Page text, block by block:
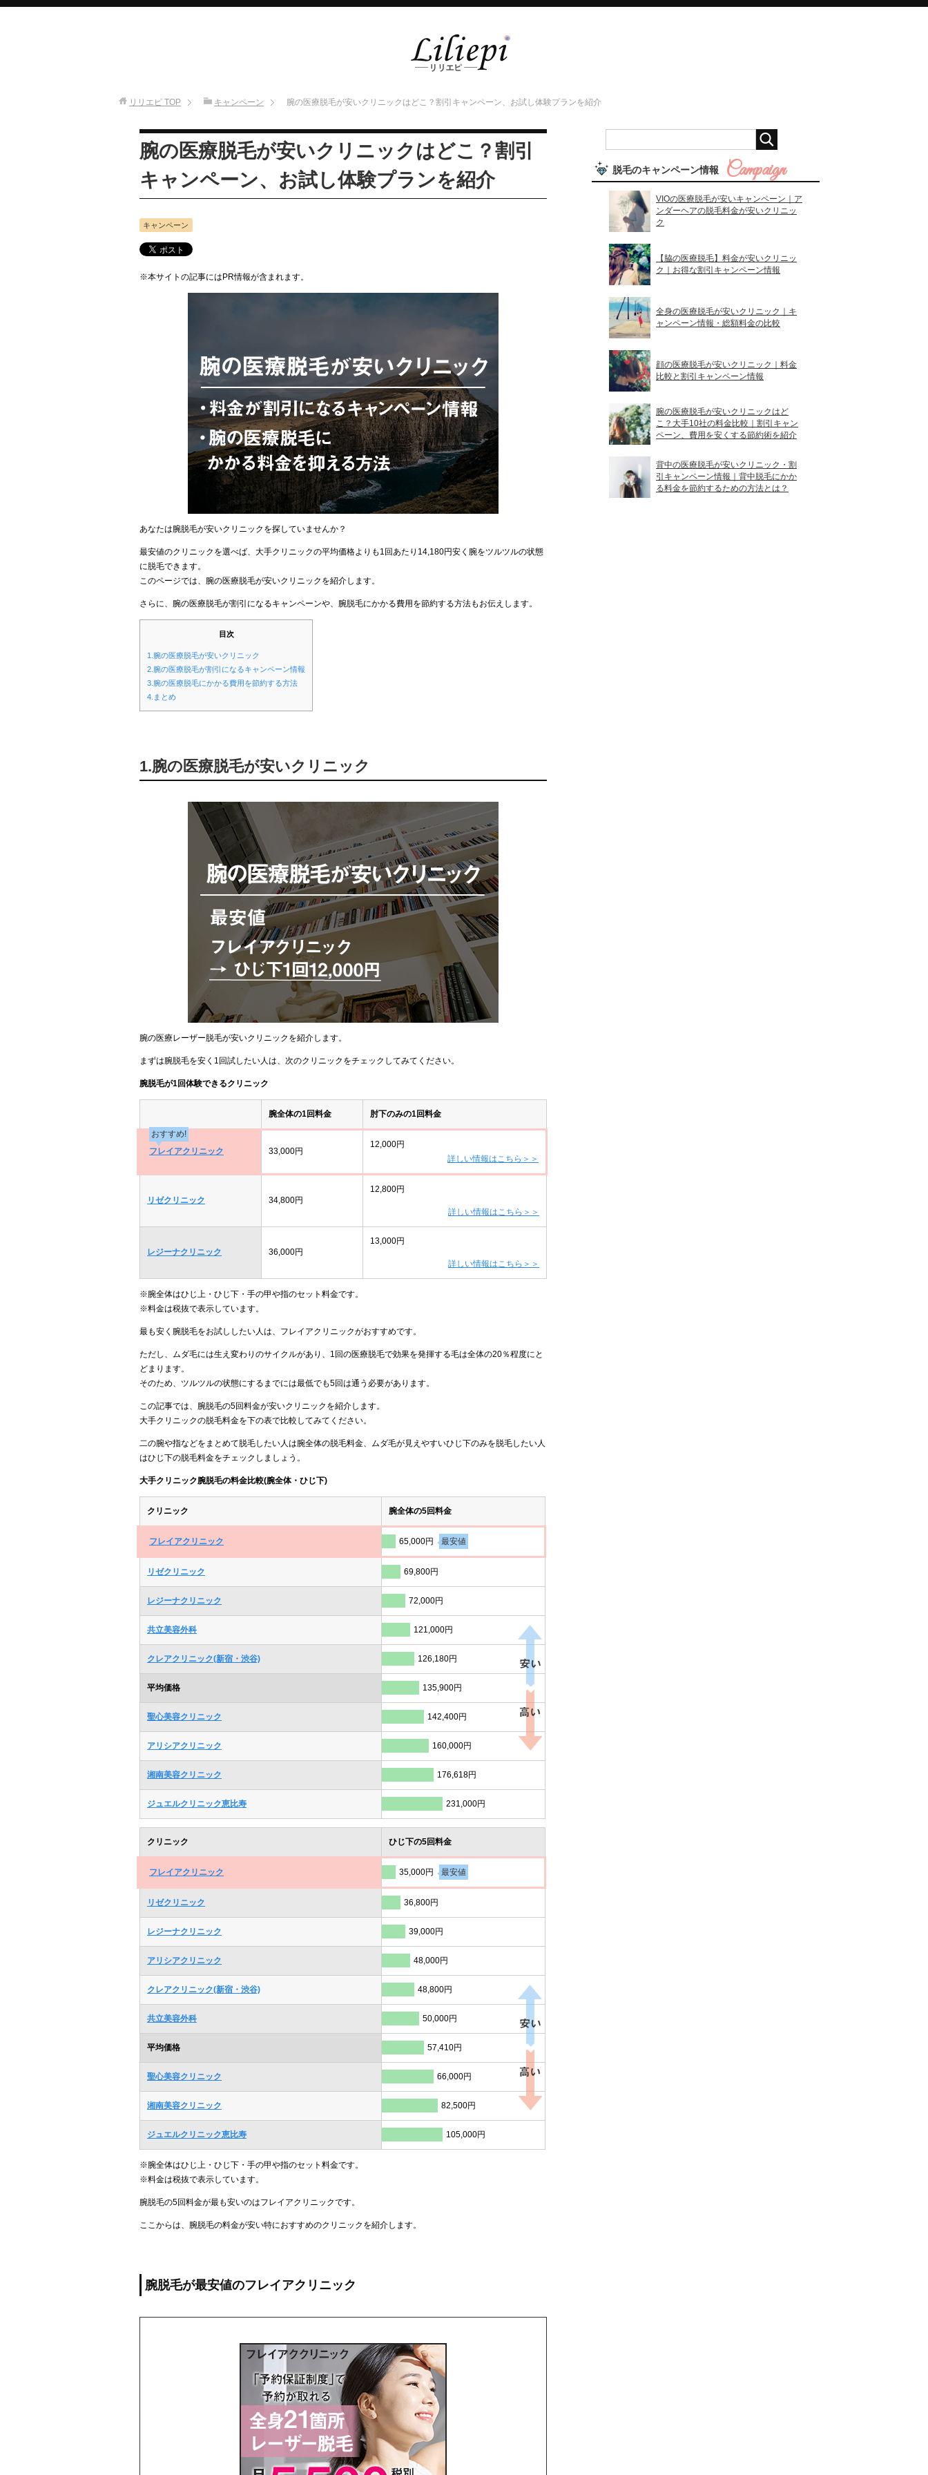
リリエピ TOP キャンペーン 腕の医療脱毛が安いクリニックはどこ？割引キャンペーン、お試し体験プランを紹介
腕の医療脱毛が安いクリニックはどこ？割引
キャンペーン、お試し体験プランを紹介
キャンペーン
※本サイトの記事にはPR情報が含まれます。
あなたは腕脱毛が安いクリニックを探していませんか？
最安値のクリニックを選べば、大手クリニックの平均価格よりも1回あたり14,180円安く腕をツルツルの状態
に脱毛できます。
このページでは、腕の医療脱毛が安いクリニックを紹介します。
さらに、腕の医療脱毛が割引になるキャンペーンや、腕脱毛にかかる費用を節約する方法もお伝えします。
目次
1.腕の医療脱毛が安いクリニック
2.腕の医療脱毛が割引になるキャンペーン情報
3.腕の医療脱毛にかかる費用を節約する方法
4.まとめ
1.腕の医療脱毛が安いクリニック
腕の医療レーザー脱毛が安いクリニックを紹介します。
まずは腕脱毛を安く1回試したい人は、次のクリニックをチェックしてみてください。
腕脱毛が1回体験できるクリニック
腕全体の1回料金 肘下のみの1回料金
おすすめ!
フレイアクリニック
33,000円
12,000円
詳しい情報はこちら＞＞
リゼクリニック 34,800円
12,800円
詳しい情報はこちら＞＞
レジーナクリニック 36,000円
13,000円
詳しい情報はこちら＞＞
※腕全体はひじ上・ひじ下・手の甲や指のセット料金です。
※料金は税抜で表示しています。
最も安く腕脱毛をお試ししたい人は、フレイアクリニックがおすすめです。
ただし、ムダ毛には生え変わりのサイクルがあり、1回の医療脱毛で効果を発揮する毛は全体の20％程度にと
どまります。
そのため、ツルツルの状態にするまでには最低でも5回は通う必要があります。
この記事では、腕脱毛の5回料金が安いクリニックを紹介します。
大手クリニックの脱毛料金を下の表で比較してみてください。
二の腕や指などをまとめて脱毛したい人は腕全体の脱毛料金、ムダ毛が見えやすいひじ下のみを脱毛したい人
はひじ下の脱毛料金をチェックしましょう。
大手クリニック腕脱毛の料金比較(腕全体・ひじ下)
クリニック 腕全体の5回料金
フレイアクリニック 65,000円 最安値
リゼクリニック 69,800円
レジーナクリニック 72,000円
共立美容外科 121,000円
クレアクリニック(新宿・渋谷) 126,180円
平均価格 135,900円
聖心美容クリニック 142,400円
アリシアクリニック 160,000円
湘南美容クリニック 176,618円
ジュエルクリニック恵比寿 231,000円
クリニック ひじ下の5回料金
フレイアクリニック 35,000円 最安値
リゼクリニック 36,800円
レジーナクリニック 39,000円
アリシアクリニック 48,000円
クレアクリニック(新宿・渋谷) 48,800円
共立美容外科 50,000円
平均価格 57,410円
聖心美容クリニック 66,000円
湘南美容クリニック 82,500円
ジュエルクリニック恵比寿 105,000円
※腕全体はひじ上・ひじ下・手の甲や指のセット料金です。
※料金は税抜で表示しています。
腕脱毛の5回料金が最も安いのはフレイアクリニックです。
ここからは、腕脱毛の料金が安い特におすすめのクリニックを紹介します。
腕脱毛が最安値のフレイアクリニック
脱毛のキャンペーン情報
VIOの医療脱毛が安いキャンペーン｜ア
ンダーヘアの脱毛料金が安いクリニッ
ク
【脇の医療脱毛】料金が安いクリニッ
ク｜お得な割引キャンペーン情報
全身の医療脱毛が安いクリニック｜キ
ャンペーン情報・総額料金の比較
顔の医療脱毛が安いクリニック｜料金
比較と割引キャンペーン情報
腕の医療脱毛が安いクリニックはど
こ？大手10社の料金比較｜割引キャン
ペーン、費用を安くする節約術を紹介
背中の医療脱毛が安いクリニック・割
引キャンペーン情報｜背中脱毛にかか
る料金を節約するための方法とは？